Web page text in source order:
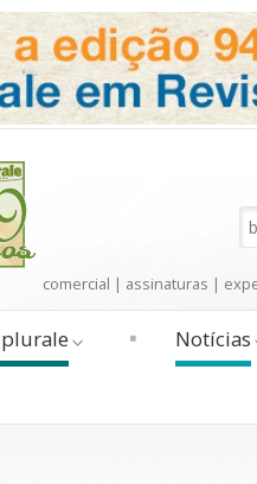
comercial | assinaturas |
Notícias